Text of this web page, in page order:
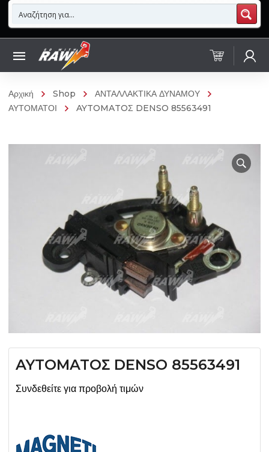
Αρχική Shop
ΑΝΤΑΛΛΑΚΤΙΚΑ ΔΥΝΑΜΟΥ
ΑΥΤΟΜΑΤΟΙ
AYTOMATOΣ DENSO 85563491
AYTOMATOΣ DENSO 85563491
Συνδεθείτε για προβολή τιμών